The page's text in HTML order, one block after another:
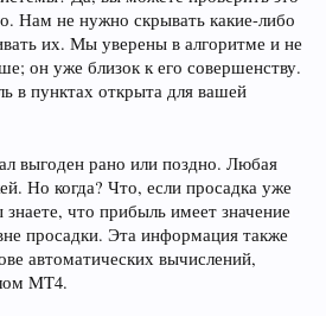
Нам не нужно скрывать какие-либо
их. Мы уверены в алгоритме и не
он уже близок к его совершенству.
в пунктах открыта для вашей
выгоден рано или поздно. Любая
Но когда? Что, если просадка уже
что прибыль имеет значение
просадки. Эта информация также
автоматических вычислений,
MT4.